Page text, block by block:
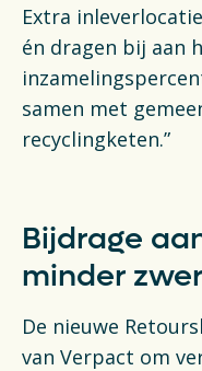
Extra
én dragen bij aan
samen met
recyclingketen.”
Bijdrage
minder
De nieuwe
van Verpact om